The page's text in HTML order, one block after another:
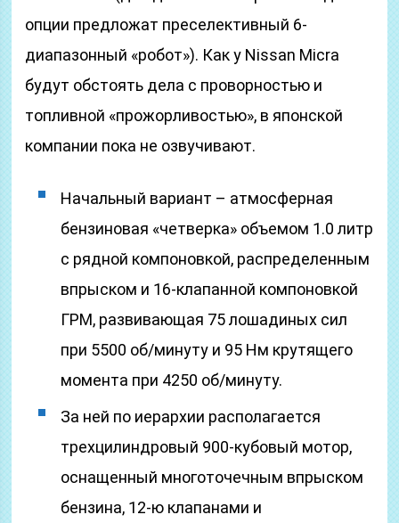
опции предложат преселективный 6-
диапазонный «робот»). Как у Nissan Micra
будут обстоять дела с проворностью и
топливной «прожорливостью», в японской
компании пока не озвучивают.
Начальный вариант – атмосферная
бензиновая «четверка» объемом 1.0 литр
с рядной компоновкой, распределенным
впрыском и 16-клапанной компоновкой
ГРМ, развивающая 75 лошадиных сил
при 5500 об/минуту и 95 Нм крутящего
момента при 4250 об/минуту.
За ней по иерархии располагается
трехцилиндровый 900-кубовый мотор,
оснащенный многоточечным впрыском
бензина, 12-ю клапанами и